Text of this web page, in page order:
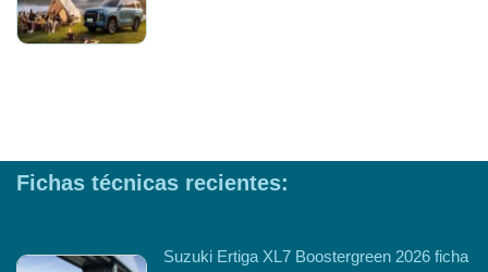
Fichas técnicas recientes:
Suzuki Ertiga XL7 Boostergreen 2026 ficha